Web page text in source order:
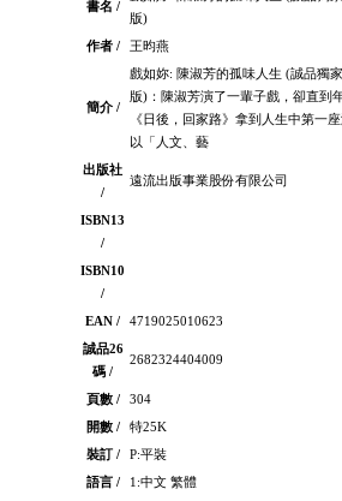
書名 /
版)
作者 /
王昀燕
簡介 /
戲如妳: 陳淑芳的孤味人生 (誠品獨
版)：陳淑芳演了一輩子戲，卻直到
《日後，回家路》拿到人生中第一
以「人文、藝
出版社
/
遠流出版事業股份有限公司
ISBN13
/
ISBN10
/
EAN /
4719025010623
誠品26
碼 /
2682324404009
頁數 /
304
開數 /
特25K
裝訂 /
P:平裝
語言 /
1:中文 繁體